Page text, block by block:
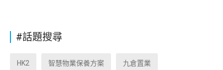
#話題搜尋
HK2 智慧物業保養方案 九倉置業